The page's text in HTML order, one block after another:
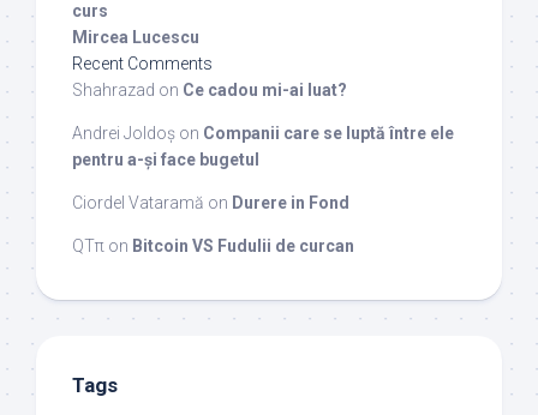
curs
Mircea Lucescu
Recent Comments
Shahrazad on Ce cadou mi-ai luat?
Andrei Joldoș on Companii care se luptă între ele
pentru a-și face bugetul
Ciordel Vataramă on Durere in Fond
QTπ on Bitcoin VS Fudulii de curcan
Tags